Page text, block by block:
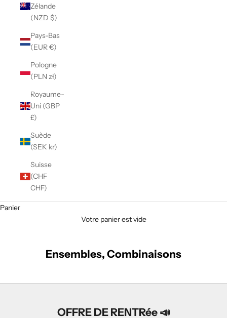
Zélande
(NZD $)
Pays-Bas
(EUR €)
Pologne
(PLN zł)
Royaume-
Uni (GBP
£)
Suède
(SEK kr)
Suisse
(CHF
CHF)
Panier
Votre panier est vide
Ensembles, Combinaisons
OFFRE DE RENTRée 📣